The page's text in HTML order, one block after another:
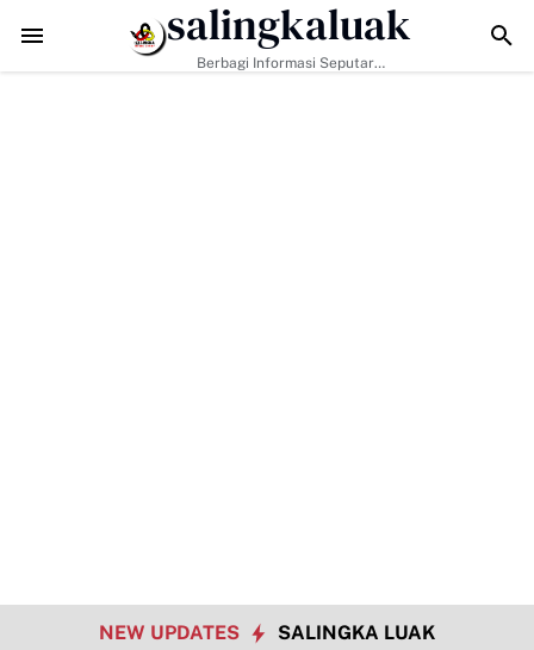
TMMD ke-129 Tak Hanya Bangun Jalan, Bekali Warga Buluh
salingkaluak
Berbagi Informasi Seputar
NEW UPDATES SALINGKA LUAK